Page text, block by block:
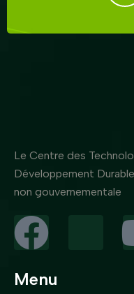
Le Centre des
Développement
non gouvernementale
Menu